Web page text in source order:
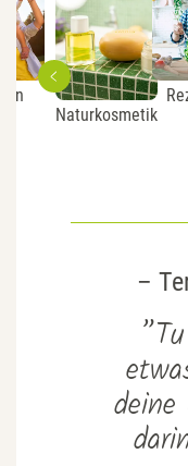
Naturkosmetik
–